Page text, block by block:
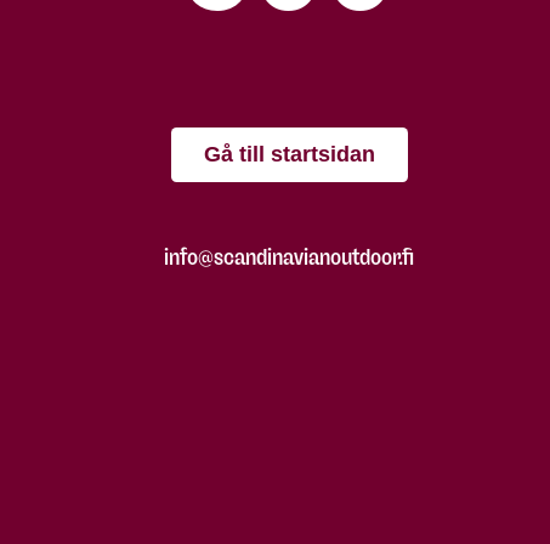
Gå till startsidan
info@scandinavianoutdoor.fi